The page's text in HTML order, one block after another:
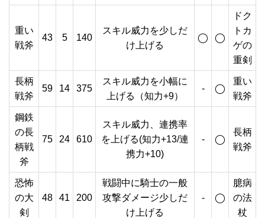
重い
戦斧
43 5 140
スキル威力を少しだ
け上げる
◯ ◯
ドク
トカ
ゲの
重剣
長柄
戦斧
59 14 375
スキル威力を小幅に
上げる（知力+9）
- ◯
重い
戦斧
鋼鉄
の長
柄戦
斧
75 24 610
スキル威力、連携率
を上げる(知力+13/連
携力+10)
- ◯
長柄
戦斧
恐怖
の大
剣
48 41 200
戦闘中に騎士の一般
攻撃ダメージ少しだ
け上げる
- ◯
臆病
の法
杖